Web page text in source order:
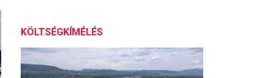
KÖLTSÉGKÍMÉLÉS